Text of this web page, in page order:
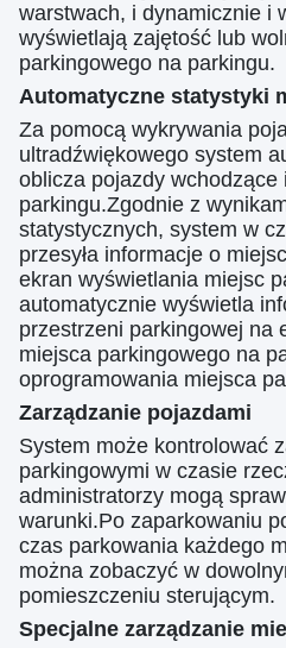
warstwach, i dynamicznie i
wyświetlają zajętość lub
parkingowego na parkingu.
Automatyczne statystyki
Za pomocą wykrywania
ultradźwiękowego system
oblicza pojazdy wchodzące
parkingu.Zgodnie z
statystycznych, system w
przesyła informacje o
ekran wyświetlania miejsc
automatycznie wyświetla
przestrzeni parkingowej na
miejsca parkingowego na
oprogramowania miejsca
Zarządzanie pojazdami
System może kontrolować
parkingowymi w czasie
administratorzy mogą
warunki.Po zaparkowaniu
czas parkowania każdego
można zobaczyć w
pomieszczeniu sterującym.
Specjalne zarządzanie